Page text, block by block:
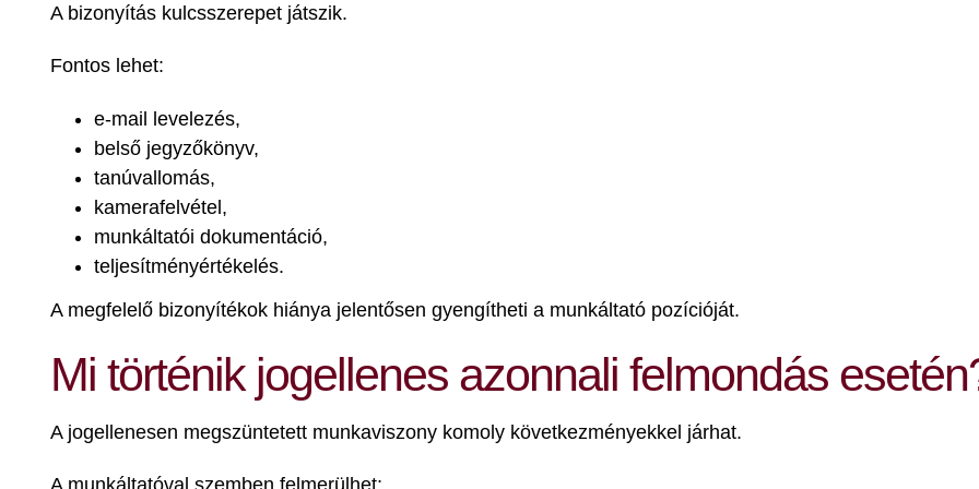
A bizonyítás kulcsszerepet játszik.
Fontos lehet:
e-mail levelezés,
belső jegyzőkönyv,
tanúvallomás,
kamerafelvétel,
munkáltatói dokumentáció,
teljesítményértékelés.
A megfelelő bizonyítékok hiánya jelentősen gyengítheti a munkáltató pozícióját.
Mi történik jogellenes azonnali felmondás
A jogellenesen megszüntetett munkaviszony komoly következményekkel járhat.